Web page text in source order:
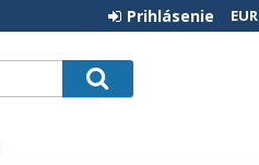
EUR
Prihlásenie